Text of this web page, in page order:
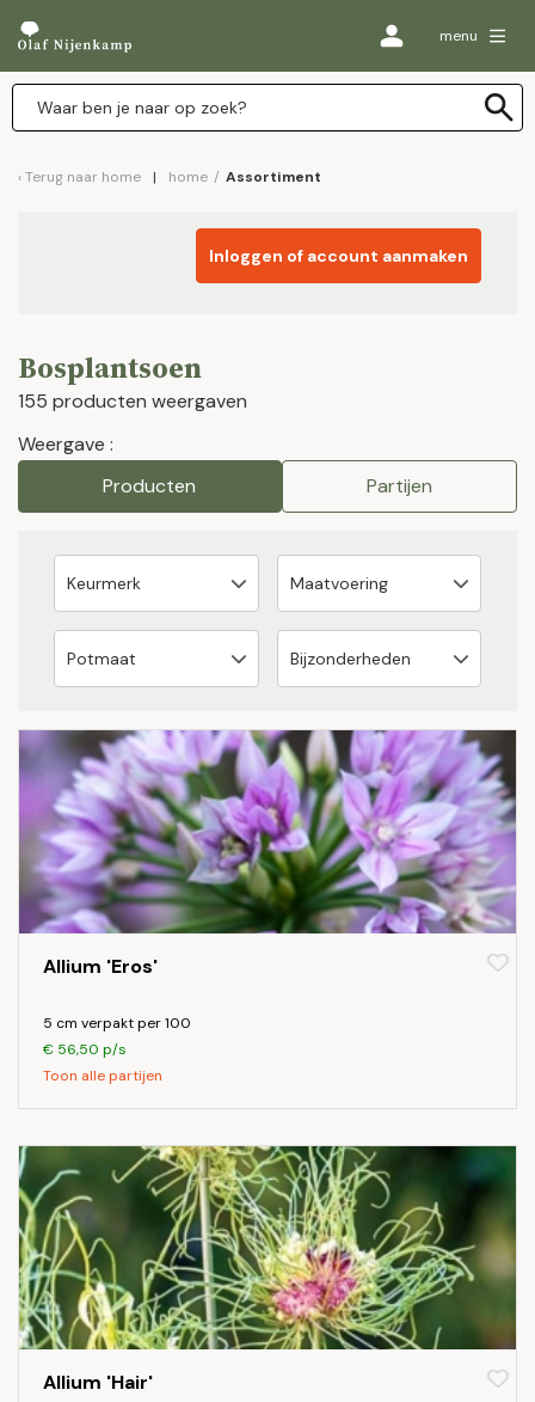
menu
Terug naar home home / Assortiment
Inloggen of account aanmaken
Bosplantsoen
155 producten weergaven
Weergave :
Producten
Partijen
Allium 'Eros'
5 cm verpakt per 100
€ 56,50 p/s
Toon alle partijen
Allium 'Hair'